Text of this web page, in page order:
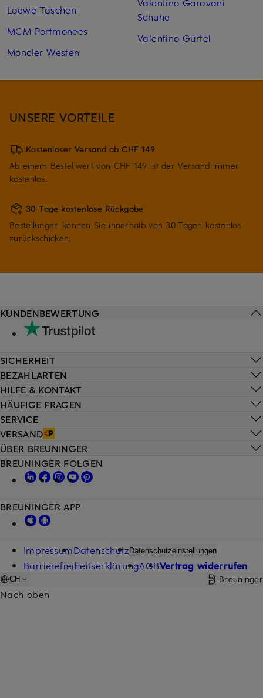
Loewe Taschen
MCM Portmonees
Moncler Westen
Schuhe
Valentino Gürtel
UNSERE VORTEILE
Kostenloser Versand ab CHF 149
Ab einem Bestellwert von CHF 149 ist der Versand immer
kostenlos.
30 Tage kostenlose Rückgabe
Bestellungen können Sie innerhalb von 30 Tagen kostenlos
zurückschicken.
HILFE & KONTAKT
HÄUFIGE FRAGEN
SERVICE
VERSAND
KUNDENBEWERTUNG
SICHERHEIT
BEZAHLARTEN
ÜBER BREUNINGER
BREUNINGER FOLGEN
BREUNINGER APP
ImpressumDatenschutz Datenschutzeinstellungen
BarrierefreiheitserklärungAGBVertrag widerrufen
CH Breuninger
Nach oben